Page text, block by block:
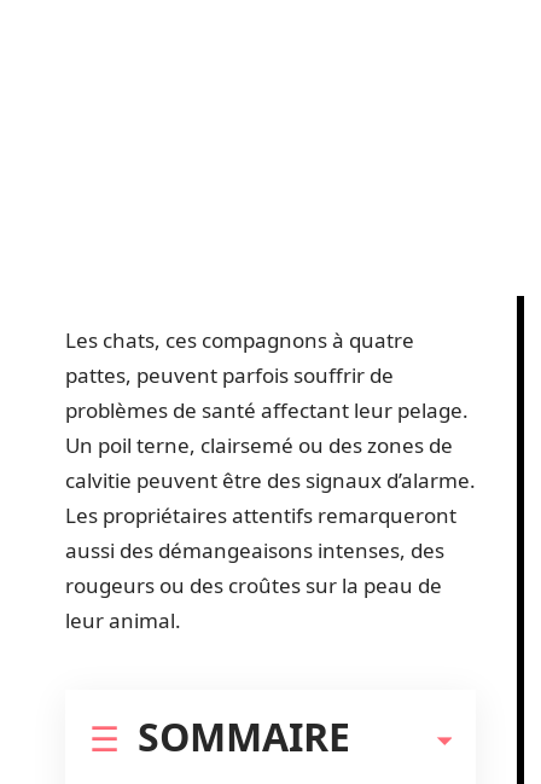
Les chats, ces compagnons à quatre
pattes, peuvent parfois souffrir de
problèmes de santé affectant leur pelage.
Un poil terne, clairsemé ou des zones de
calvitie peuvent être des signaux d’alarme.
Les propriétaires attentifs remarqueront
aussi des démangeaisons intenses, des
rougeurs ou des croûtes sur la peau de
leur animal.
SOMMAIRE